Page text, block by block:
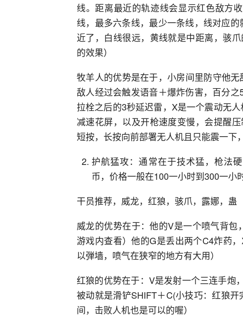
线。距离最近的轨迹线会显示红色敌方
线，最多六条线，最少一条线，线对应
近了，白线很远，黄线就是中距离，骇
的效果）
牧羊人的优势是在于，小房间里防守他无
敌人经过会触发语音＋爆炸伤害，百分
拉栓之后的3秒延迟雷，X是一个震动无
减速花屏，以及开枪速度变慢，会提醒
短按，长按向前部署无人机且只能震一下
护航猛攻：通常在于技术猛，枪法
币，价格一般在100一小时到300一小
干员推荐，威龙，红狼，骇爪，露娜，蛊
威龙的优势在于：他的V是一个喷气背
游戏内查看）他的G是丢出两个C4炸药
以弾墙，喷气在狭窄的地方有大用）
红狼的优势在于：V是发射一个三连手炮
被动就是滑铲SHIFT＋C(小技巧：红狼
间，击败人机也是可以的喔）